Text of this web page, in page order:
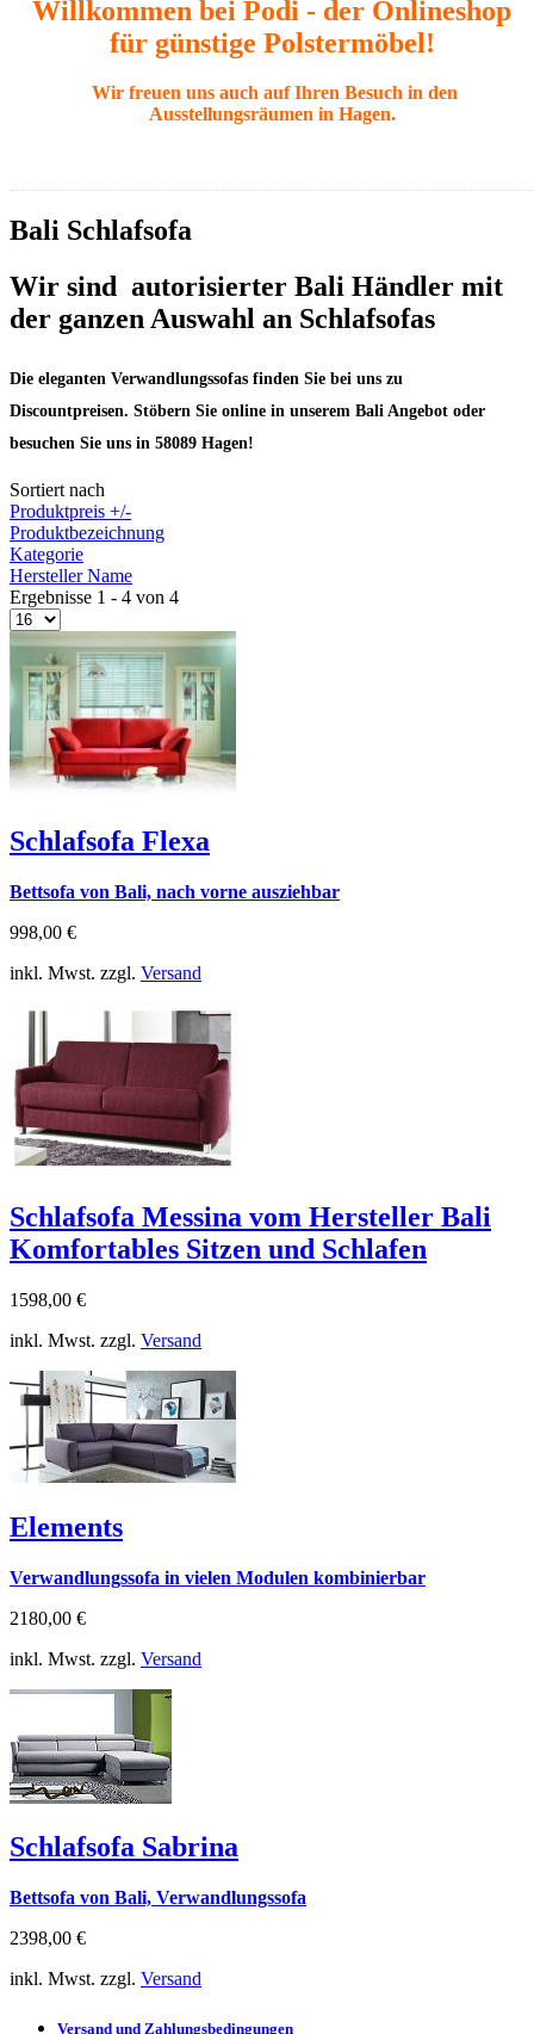
Willkommen bei Podi - der Onlineshop
für günstige Polstermöbel!
Wir freuen uns auch auf Ihren Besuch in den
Ausstellungsräumen in Hagen.
Bali Schlafsofa
Wir sind autorisierter Bali Händler mit
der ganzen Auswahl an Schlafsofas
Die eleganten Verwandlungssofas finden Sie bei uns zu
Discountpreisen. Stöbern Sie online in unserem Bali Angebot oder
besuchen Sie uns in 58089 Hagen!
Sortiert nach
Produktpreis +/-
Produktbezeichnung
Kategorie
Hersteller Name
Ergebnisse 1 - 4 von 4
Schlafsofa Flexa
Bettsofa von Bali, nach vorne ausziehbar
998,00 €
inkl. Mwst. zzgl. Versand
Schlafsofa Messina vom Hersteller Bali
Komfortables Sitzen und Schlafen
1598,00 €
inkl. Mwst. zzgl. Versand
Elements
Verwandlungssofa in vielen Modulen kombinierbar
2180,00 €
inkl. Mwst. zzgl. Versand
Schlafsofa Sabrina
Bettsofa von Bali, Verwandlungssofa
2398,00 €
inkl. Mwst. zzgl. Versand
Versand und Zahlungsbedingungen